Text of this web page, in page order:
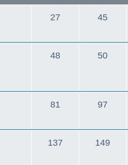
27 45文
48主
50文
81 97
137 149